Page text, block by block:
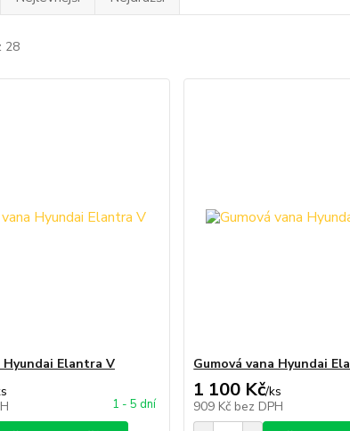
28
Hyundai Elantra V
1 - 5 dní
Gumová vana Hyundai
1 100 Kč/ks
909 Kč bez DPH